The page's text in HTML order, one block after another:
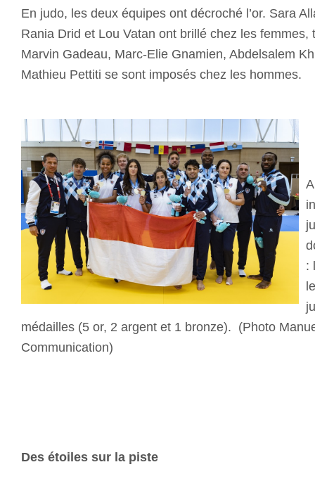
En judo, les deux équipes ont décroché l’or. Sara
Rania Drid et Lou Vatan ont brillé chez les femmes,
Marvin Gadeau, Marc-Elie Gnamien, Abdelsalem
Mathieu Pettiti se sont imposés chez les hommes.
:
médailles (5 or, 2 argent et 1 bronze). (Photo
Communication)
Des étoiles sur la piste